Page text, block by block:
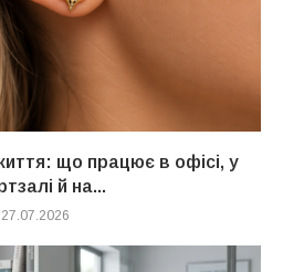
що працює в офісі, у
й на...
27.07.2026